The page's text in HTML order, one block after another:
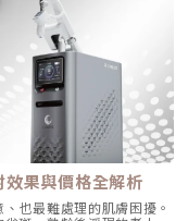
能打嗎？ 可以。Profhilo
，是全方位肌膚重建療
，但孕婦、哺乳中女性與
Profhilo？需要幾歲才能
人，通常建議從30歲以後
不想讓五官改變或產生膨脹
？需要修復期嗎？療程過
，疼痛感輕微。少數人會
退，不會影響日常活動。
採用高純度、非動
，過敏反應發生機率非常
破傳統玻尿酸觀念的療
「逆時針保養」新選擇。
本改善膚質，Profhilo 絕
痘雷射（1726nm）：專
波長，具備極高的
的皮脂腺，使其萎縮。核
環境，主打極長效的抗痘
賴藥物的人。2. CAPRI
效複合」作用原理：結
搭配 450nm 藍光直接消
下，對於臉上正在急性發
果，適合需要快速壓制大面
）作用原理：屬
、使皮脂腺萎縮，同時促
增生。核心強項：能夠一
痘痘，或是對其他治療
有極高的治癒率與長效
被越撐越大。3. 【老化型
原蛋白」和「彈力蛋白」
長期不防曬導致的「光老
會順著地心引力往下垂。
點常被許多人忽略！當角質
分的蘋果一樣乾癟、萎縮，
下，視覺上毛孔就顯得非常
遺跡嚴格來說這已經是「痘
是手癢過度暴力擠壓，導致
了纖維化拉扯，最終形成不
客在作怪我們的臉上本來就
泌失衡，或是過度清潔破
皮脂、進出毛囊，蟲體的
如何從日常居家保養穩住
果與價格全解析
也最難處理的肌膚困擾。